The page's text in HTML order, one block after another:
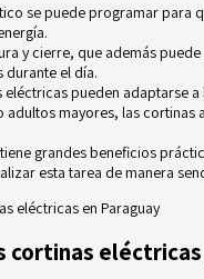
se puede programar para
y cierre, que además
durante el día.
eléctricas pueden adaptarse
adultos mayores, las
grandes beneficios
esta tarea de manera
eléctricas en Paraguay
cortinas eléctricas